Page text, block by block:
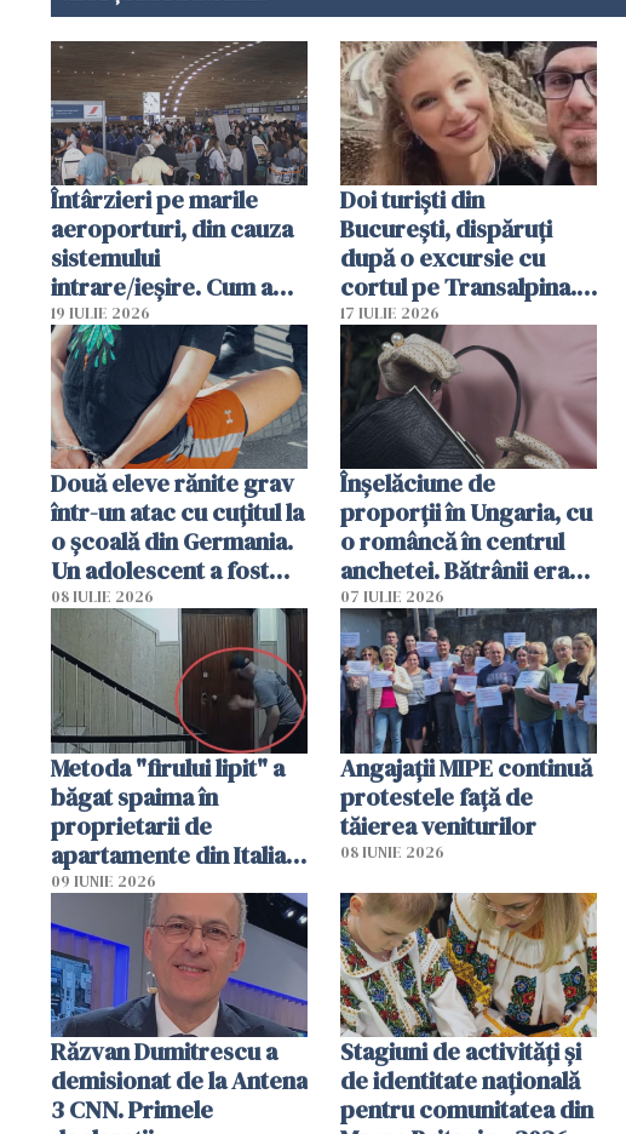
Întârzieri pe marile
aeroporturi, din cauza
sistemului
intrare/ieșire. Cum a
ajuns o femeie să fie
arestată în Cluj-Napoca
19 IULIE 2026
Doi turiști din
București, dispăruți
după o excursie cu
cortul pe Transalpina.
Poliția și familia îi caută
17 IULIE 2026
Două eleve rănite grav
într-un atac cu cuțitul la
o școală din Germania.
Un adolescent a fost
arestat
08 IULIE 2026
Înșelăciune de
proporții în Ungaria, cu
o româncă în centrul
anchetei. Bătrânii erau
puși să lase la poartă
genți cu aur și bani
07 IULIE 2026
Metoda "firului lipit" a
băgat spaima în
proprietarii de
apartamente din Italia.
Poliția, sesizată
09 IUNIE 2026
Angajaţii MIPE continuă
protestele faţă de
tăierea veniturilor
08 IUNIE 2026
Răzvan Dumitrescu a
demisionat de la Antena
3 CNN. Primele
Stagiuni de activități și
de identitate națională
pentru comunitatea din